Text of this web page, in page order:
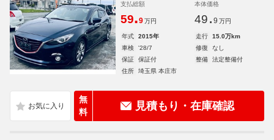
支払総額
59.9 万円
本体価格
49. 9 万円
年式 2015年 走行
15.0万km
車検
'28/7 修復
なし
保証
保証付 整備
法定整備付
住所
埼玉県 本庄市
無
料
見積もり・在庫確認